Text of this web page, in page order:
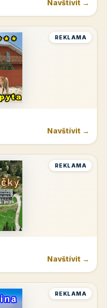
Navštívit →
REKLAMA
Navštívit →
REKLAMA
Navštívit →
REKLAMA